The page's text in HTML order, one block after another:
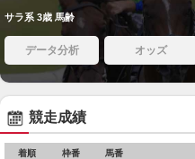
サラ系 3歳 馬齢
データ分析 オッズ
競走成績
着順 枠番 馬番